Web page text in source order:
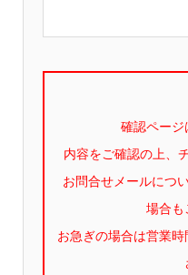
確認ページ
内容をご確認の上、
お問合せメールにつ
場合も
お急ぎの場合は営業